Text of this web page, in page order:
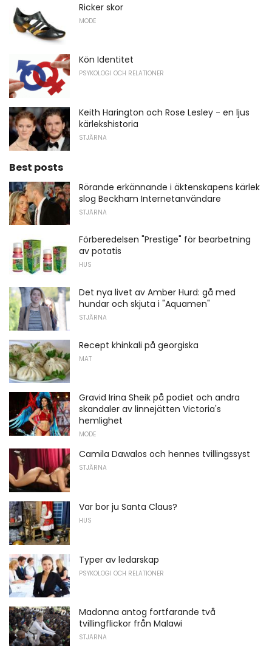
Ricker skor
MODE
Kön Identitet
PSYKOLOGI OCH RELATIONER
Keith Harington och Rose Lesley - en ljus
kärlekshistoria
STJÄRNA
Best posts
Rörande erkännande i äktenskapens kärlek
slog Beckham Internetanvändare
STJÄRNA
Förberedelsen "Prestige" för bearbetning
av potatis
HUS
Det nya livet av Amber Hurd: gå med
hundar och skjuta i "Aquamen"
STJÄRNA
Recept khinkali på georgiska
MAT
Gravid Irina Sheik på podiet och andra
skandaler av linnejätten Victoria's
hemlighet
MODE
Camila Dawalos och hennes tvillingssyst
STJÄRNA
Var bor ju Santa Claus?
HUS
Typer av ledarskap
PSYKOLOGI OCH RELATIONER
Madonna antog fortfarande två
tvillingflickor från Malawi
STJÄRNA